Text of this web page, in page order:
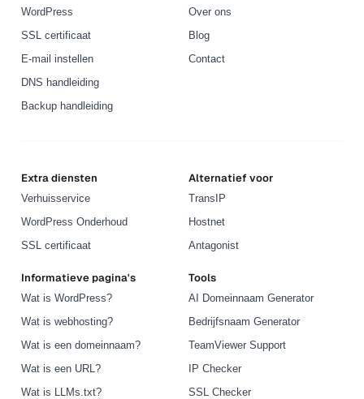
WordPress
SSL certificaat
E-mail instellen
DNS handleiding
Backup handleiding
Over ons
Blog
Contact
Extra diensten
Verhuisservice
WordPress Onderhoud
SSL certificaat
Alternatief voor
TransIP
Hostnet
Antagonist
Informatieve pagina's
Wat is WordPress?
Wat is webhosting?
Wat is een domeinnaam?
Wat is een URL?
Wat is LLMs.txt?
Tools
AI Domeinnaam Generator
Bedrijfsnaam Generator
TeamViewer Support
IP Checker
SSL Checker